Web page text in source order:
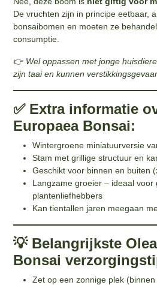
De vruchten zijn in principe eetbaar,
bonsaibomen en moeten ze
consumptie.
👉 Wel oppassen met jonge
zijn taai en kunnen
✅ Extra informatie
Europaea Bonsai:
Wintergroene miniatuurversie
Stam met grillige structuur en
Geschikt voor binnen en buiten
Langzame groeier – ideaal voor
plantenliefhebbers
Kan tientallen jaren meegaan
💡 Belangrijkste
Bonsai
Zet op een zonnige plek